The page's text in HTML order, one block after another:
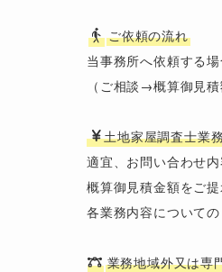
ご依頼の流れ
当事務所へ依頼する
（ご相談→概算御見
土地家屋調査士業
適宜、お問い合わせ
概算御見積金額をご
各業務内容についての
業務地域外又は専